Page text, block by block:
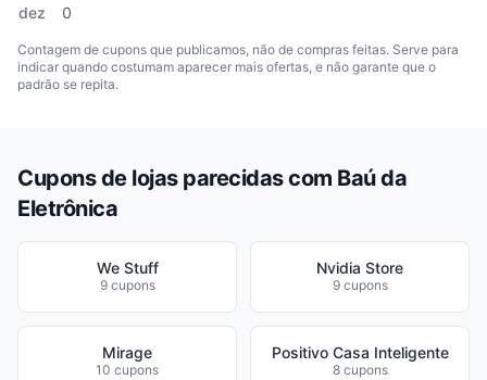
dez
0
Contagem de cupons que publicamos, não de compras feitas. Serve para
indicar quando costumam aparecer mais ofertas, e não garante que o
padrão se repita.
Cupons de lojas parecidas com Baú da
Eletrônica
We Stuff
9 cupons
Nvidia Store
9 cupons
Mirage
10 cupons
Positivo Casa Inteligente
8 cupons